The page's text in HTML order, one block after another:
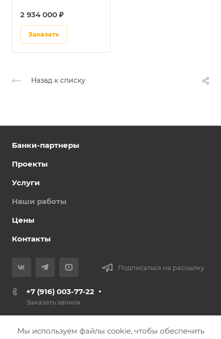
2 934 000 ₽
Заказать
Назад к списку
Банки-партнеры
Проекты
Услуги
Наши работы
Цены
Контакты
Подписаться на рассылку
+7 (916) 003-77-22
Заказать звонок
Москва, Каширское шоссе, вл. 63 корпус 1, дом 47
Мы используем файлы cookie, чтобы обеспечить